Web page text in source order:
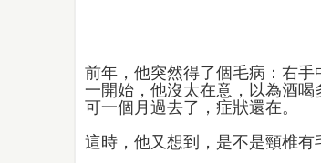
前年，他突然得了個毛病：右手
一開始，他沒太在意，以為酒喝
可一個月過去了，症狀還在。
這時，他又想到，是不是頸椎有